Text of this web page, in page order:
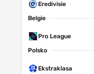
Eredivisie
Belgie
Pro League
Polsko
Ekstraklasa